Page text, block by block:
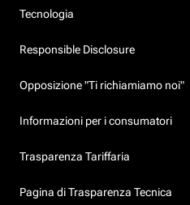
Tecnologia
Responsible Disclosure
Opposizione "Ti richiamiamo noi"
Informazioni per i consumatori
Trasparenza Tariffaria
Pagina di Trasparenza Tecnica